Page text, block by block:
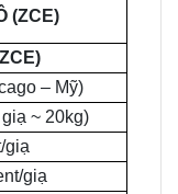
(ZCE)
– Mỹ)
~ 20kg)
giạ
giạ